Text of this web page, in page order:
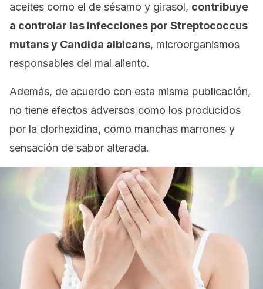
aceites como el de sésamo y girasol, contribuye
a controlar las infecciones por Streptococcus
mutansy Candida albicans, microorganismos
responsables del mal aliento.
Además, de acuerdo con esta misma publicación,
no tiene efectos adversos como los producidos
por la clorhexidina, como manchas marrones y
sensación de sabor alterada.